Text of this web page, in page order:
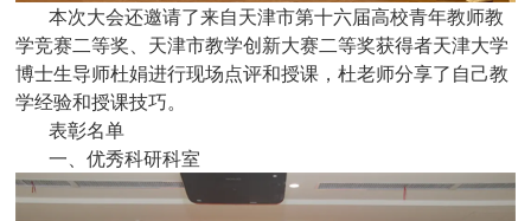
本次大会还邀请了来自天津市第十六届高校青年教师教
学竞赛二等奖、天津市教学创新大赛二等奖获得者天津大学
博士生导师杜娟进行现场点评和授课，杜老师分享了自己教
学经验和授课技巧。
表彰名单
一、优秀科研科室